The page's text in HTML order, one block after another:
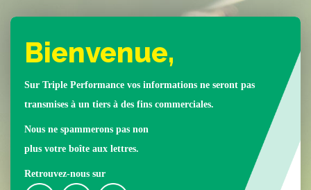
Bienvenue,
Sur Triple Performance vos informations ne seront pas
transmises à un tiers à des fins commerciales.
Nous ne spammerons pas non
plus votre boîte aux lettres.
Retrouvez-nous sur